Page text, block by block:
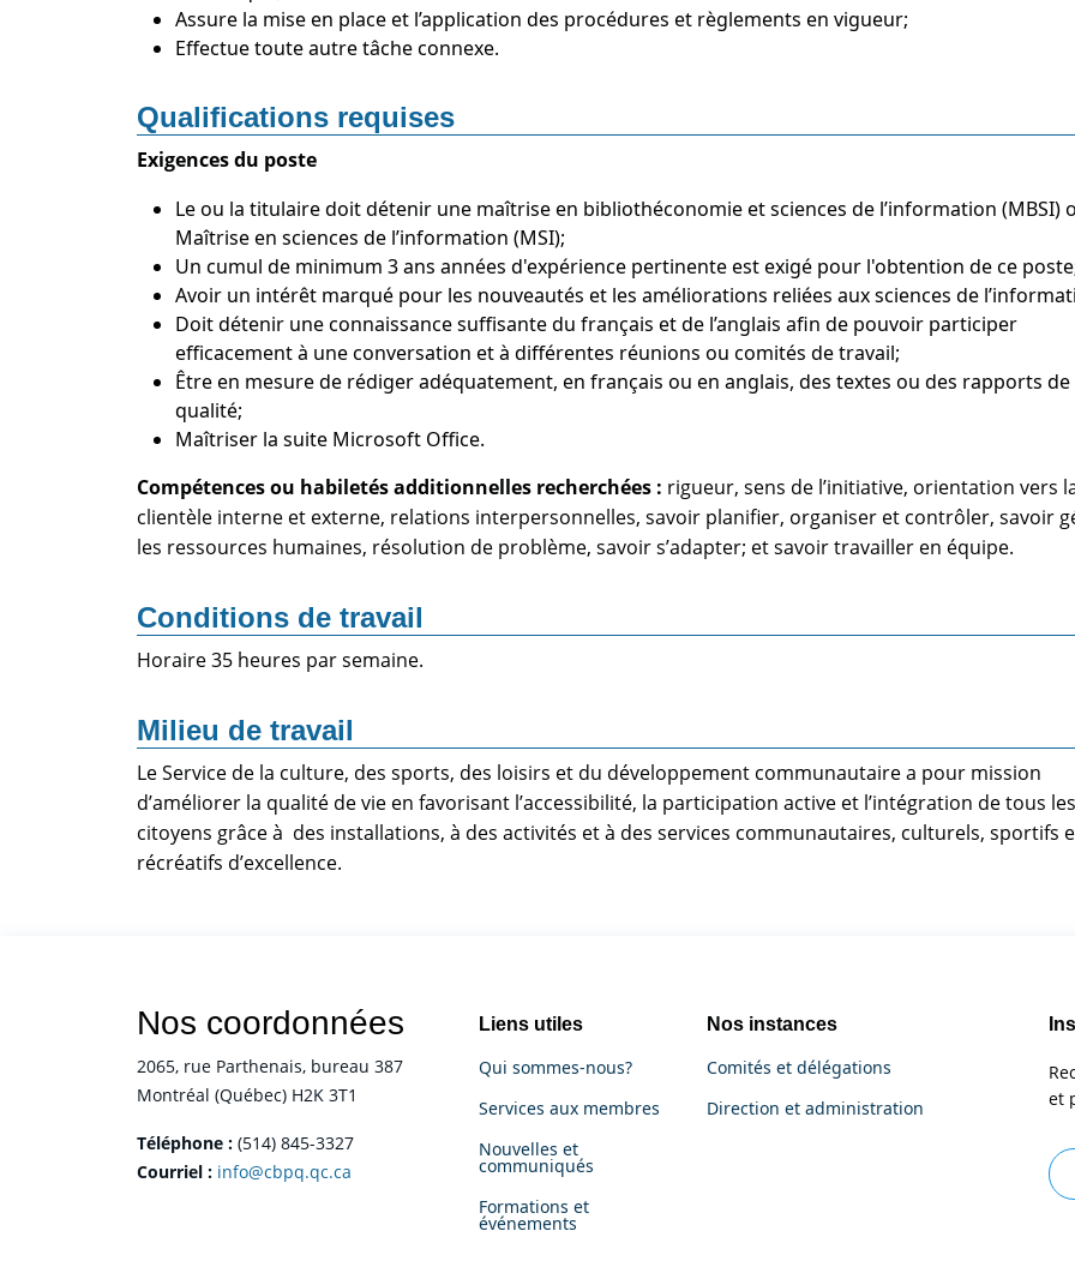
Assure la mise en place et l’application des procédures et règlements en vigueur;
Effectue toute autre tâche connexe.
Qualifications requises
Exigences du poste
Le ou la titulaire doit détenir une maîtrise en bibliothéconomie et sciences de l’information (MBSI)
Maîtrise en sciences de l’information (MSI);
Un cumul de minimum 3 ans années d'expérience pertinente est exigé pour l'obtention de ce
Avoir un intérêt marqué pour les nouveautés et les améliorations reliées aux sciences de
Doit détenir une connaissance suffisante du français et de l’anglais afin de pouvoir participer
efficacement à une conversation et à différentes réunions ou comités de travail;
Être en mesure de rédiger adéquatement, en français ou en anglais, des textes ou des rapports de
qualité;
Maîtriser la suite Microsoft Office.
Compétences ou habiletés additionnelles recherchées : rigueur, sens de l’initiative, orientation vers
clientèle interne et externe, relations interpersonnelles, savoir planifier, organiser et contrôler, savoir
les ressources humaines, résolution de problème, savoir s’adapter; et savoir travailler en équipe.
Conditions de travail
Horaire 35 heures par semaine.
Milieu de travail
Le Service de la culture, des sports, des loisirs et du développement communautaire a pour mission
d’améliorer la qualité de vie en favorisant l’accessibilité, la participation active et l’intégration de tous les
citoyens grâce à des installations, à des activités et à des services communautaires, culturels, sportifs
récréatifs d’excellence.
et
Nos coordonnées
2065, rue Parthenais, bureau 387
Montréal (Québec) H2K 3T1
Téléphone : (514) 845-3327
Courriel : info@cbpq.qc.ca
Liens utiles
Qui sommes-nous?
Services aux membres
Nouvelles et
communiqués
Formations et
événements
Nos instances
Comités et délégations
Direction et administration